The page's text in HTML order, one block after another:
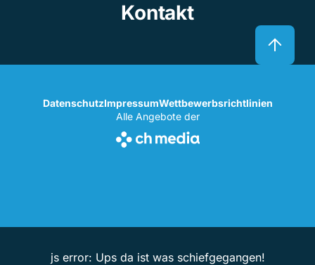
Kontakt
DatenschutzImpressumWettbewerbsrichtlinien
Alle Angebote der
js error: Ups da ist was schiefgegangen!